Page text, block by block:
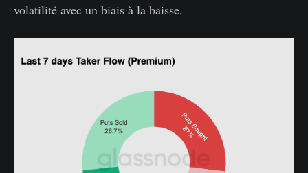
volatilité avec un biais à la baisse.